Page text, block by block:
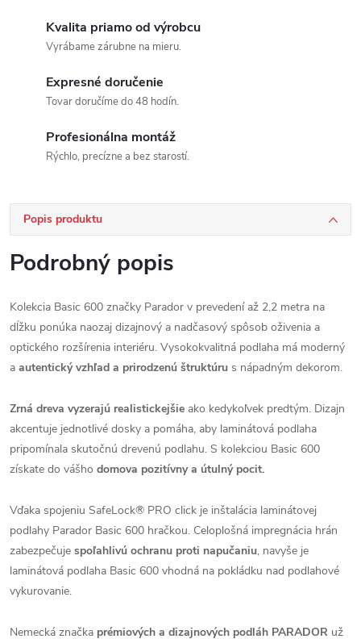
Kvalita priamo od výrobcu
Vyrábame zárubne na mieru.
Expresné doručenie
Tovar doručíme do 48 hodín.
Profesionálna montáž
Rýchlo, precízne a bez starostí.
Popis produktu
Podrobný popis
Kolekcia Basic 600 značky Parador v prevedení až 2,2 metra na
dĺžku ponúka naozaj dizajnový a nadčasový spôsob oživenia a
optického rozšírenia interiéru. Vysokokvalitná podlaha má moderný
a autentický vzhľad a prirodzenú štruktúru s nápadným dekorom.
Zrná dreva vyzerajú realistickejšie ako kedykoľvek predtým. Dizajn
akcentuje jednotlivé dosky a pomáha, aby laminátová podlaha
pripomínala skutočnú drevenú podlahu. S kolekciou Basic 600
získate do vášho domova pozitívny a útulný pocit.
Vďaka spojeniu SafeLock® PRO click je inštalácia laminátovej
podlahy Parador Basic 600 hračkou. Celoplošná impregnácia hrán
zabezpečuje spoľahlivú ochranu proti napučaniu, navyše je
laminátová podlaha Basic 600 vhodná na pokládku nad podlahové
vykurovanie.
Nemecká značka prémiových a dizajnových podláh PARADOR už